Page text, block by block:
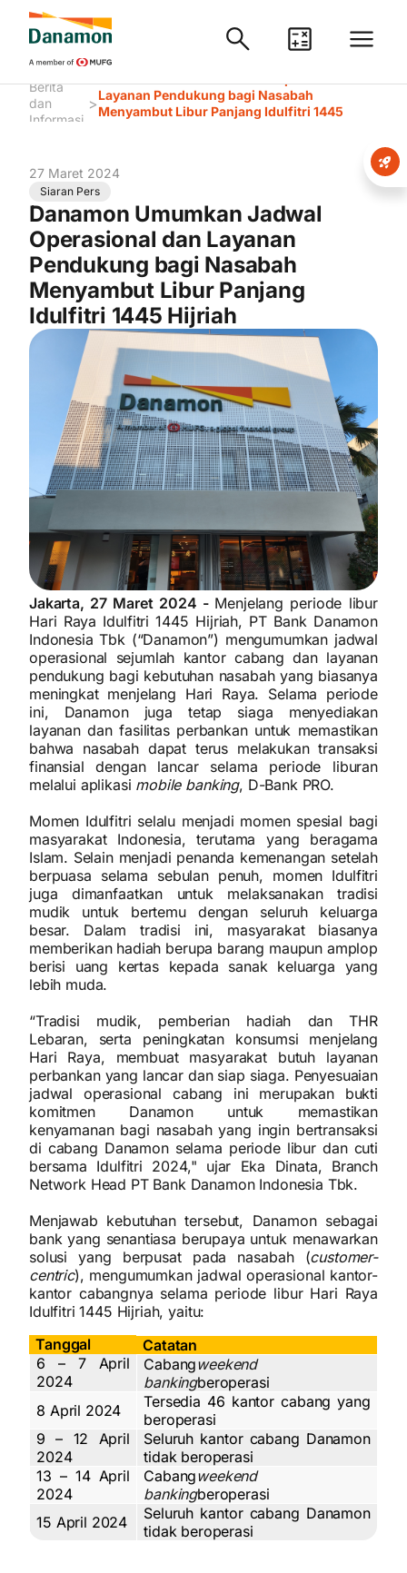
Berita
dan
Informasi
>Layanan Pendukung bagi Nasabah
Menyambut Libur Panjang Idulfitri 1445
27 Maret 2024
Siaran Pers
Danamon Umumkan Jadwal
Operasional dan Layanan
Pendukung bagi Nasabah
Menyambut Libur Panjang
Idulfitri 1445 Hijriah
Jakarta, 27 Maret 2024 - Menjelang periode libur
Hari Raya Idulfitri 1445 Hijriah, PT Bank Danamon
Indonesia Tbk (“Danamon”) mengumumkan jadwal
operasional sejumlah kantor cabang dan layanan
pendukung bagi kebutuhan nasabah yang biasanya
meningkat menjelang Hari Raya. Selama periode
ini, Danamon juga tetap siaga menyediakan
layanan dan fasilitas perbankan untuk memastikan
bahwa nasabah dapat terus melakukan transaksi
finansial dengan lancar selama periode liburan
melalui aplikasi mobile banking, D-Bank PRO.
Momen Idulfitri selalu menjadi momen spesial bagi
masyarakat Indonesia, terutama yang beragama
Islam. Selain menjadi penanda kemenangan setelah
berpuasa selama sebulan penuh, momen Idulfitri
juga dimanfaatkan untuk melaksanakan tradisi
mudik untuk bertemu dengan seluruh keluarga
besar. Dalam tradisi ini, masyarakat biasanya
memberikan hadiah berupa barang maupun amplop
berisi uang kertas kepada sanak keluarga yang
lebih muda.
“Tradisi mudik, pemberian hadiah dan THR
Lebaran, serta peningkatan konsumsi menjelang
Hari Raya, membuat masyarakat butuh layanan
perbankan yang lancar dan siap siaga. Penyesuaian
jadwal operasional cabang ini merupakan bukti
komitmen Danamon untuk memastikan
kenyamanan bagi nasabah yang ingin bertransaksi
di cabang Danamon selama periode libur dan cuti
bersama Idulfitri 2024," ujar Eka Dinata, Branch
Network Head PT Bank Danamon Indonesia Tbk.
Menjawab kebutuhan tersebut, Danamon sebagai
bank yang senantiasa berupaya untuk menawarkan
solusi yang berpusat pada nasabah (customer-
centric), mengumumkan jadwal operasional kantor-
kantor cabangnya selama periode libur Hari Raya
Idulfitri 1445 Hijriah, yaitu:
Tanggal
Catatan
6 – 7 April
2024
Cabangweekend
bankingberoperasi
8 April 2024
Tersedia 46 kantor cabang yang
beroperasi
9 – 12 April
2024
Seluruh kantor cabang Danamon
tidak beroperasi
13 – 14 April
2024
Cabangweekend
bankingberoperasi
15 April 2024
Seluruh kantor cabang Danamon
tidak beroperasi